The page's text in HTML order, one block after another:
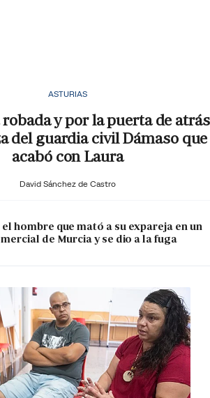
ASTURIAS
y por la puerta de
del guardia civil Dámaso que
acabó con Laura
David Sánchez de Castro
hombre que mató a su expareja en un
de Murcia y se dio a la fuga